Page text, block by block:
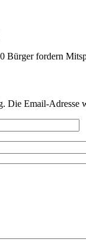
Bürger fordern
Die Email-Adresse